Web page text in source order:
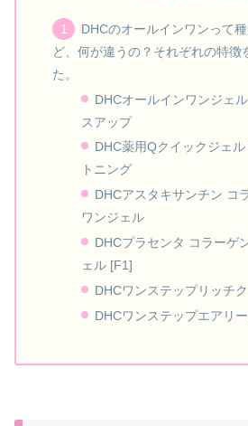
DHCのオールインワンって
ど、何が違うの？それぞれの特徴
た。
DHCオールインワンジェ
スアップ
DHC薬用Qクイックジェ
トニング
DHCアスタキサンチン コ
ワンジェル
DHCプラセンタ コラーゲ
ェル [F1]
DHCワンステップリッチ
DHCワンステップエアリ